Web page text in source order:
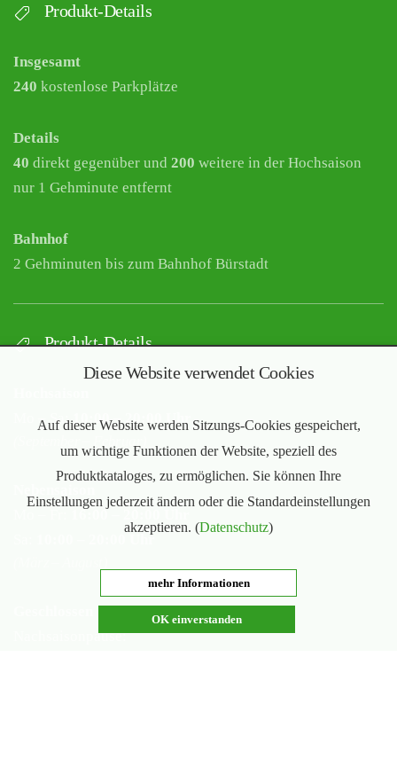
Produkt-Details
Insgesamt
240 kostenlose Parkplätze
Details
40 direkt gegenüber und 200 weitere in der Hochsaison
nur 1 Gehminute entfernt
Bahnhof
2 Gehminuten bis zum Bahnhof Bürstadt
Produkt-Details
Mo – Sa: 10:00 – 20:00 Uhr
10:00 – 20:00 Uhr
Nachsaisonpause:
Diese Website verwendet Cookies
Auf dieser Website werden Sitzungs-Cookies gespeichert,
um wichtige Funktionen der Website, speziell des
Produktkataloges, zu ermöglichen. Sie können Ihre
Einstellungen jederzeit ändern oder die Standardeinstellungen
akzeptieren. (Datenschutz)
mehr Informationen
OK einverstanden